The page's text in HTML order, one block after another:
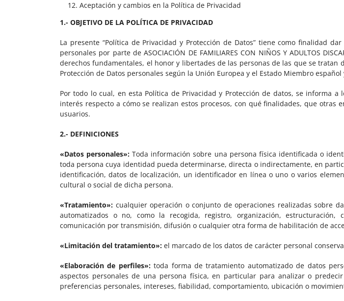
Aceptación y cambios en la Política de Privacidad
1.- OBJETIVO DE LA POLÍTICA DE PRIVACIDAD
La presente “Política de Privacidad y Protección de Datos” tiene como finalidad
personales por parte de ASOCIACIÓN DE FAMILIARES CON NIÑOS Y ADULTOS
derechos fundamentales, el honor y libertades de las personas de las que se
Protección de Datos personales según la Unión Europea y el Estado Miembro
Por todo lo cual, en esta Política de Privacidad y Protección de datos, se informa
interés respecto a cómo se realizan estos procesos, con qué finalidades, que
usuarios.
2.- DEFINICIONES
«Datos personales»: Toda información sobre una persona física identificada o
toda persona cuya identidad pueda determinarse, directa o indirectamente, en
identificación, datos de localización, un identificador en línea o uno o varios
cultural o social de dicha persona.
«Tratamiento»: cualquier operación o conjunto de operaciones realizadas sobre
automatizados o no, como la recogida, registro, organización, estructuración,
comunicación por transmisión, difusión o cualquier otra forma de habilitación de
«Limitación del tratamiento»: el marcado de los datos de carácter personal
«Elaboración de perfiles»:toda forma de tratamiento automatizado de datos
aspectos personales de una persona física, en particular para analizar o
preferencias personales, intereses, fiabilidad, comportamiento, ubicación o